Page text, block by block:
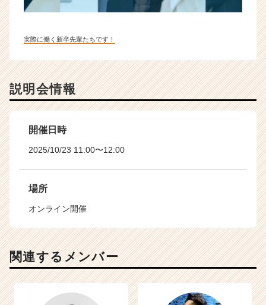
実際に働く新卒先輩たちです！
説明会情報
開催日時
2025/10/23 11:00〜12:00
場所
オンライン開催
関連するメンバー